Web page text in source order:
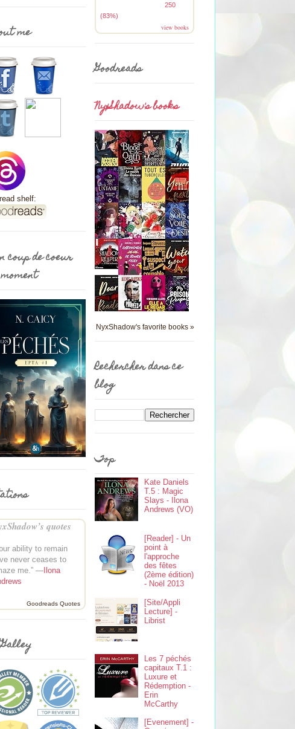
me
shelf:
coup de coeur
quotes
ability to remain
never ceases to
me.” — Ilona
Goodreads Quotes
250
(83%)
view books
Goodreads
NyxShadow's books
NyxShadow's favorite books »
Rechercher dans ce
blog
Top
Kate Daniels
T.5 : Magic
Slays - Ilona
Andrews (VO)
[Reader] - Un
point à
l'approche
des fêtes
(2ème édition)
- Noël 2013
[Site/Appli
Lecture] -
Librist
Les 7 péchés
capitaux T.1 :
Luxure et
Rédemption -
Erin
McCarthy
[Evenement] -